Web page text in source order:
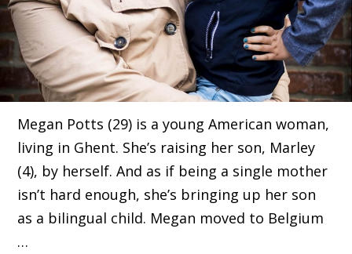
Megan Potts (29) is a young American woman,
living in Ghent. She’s raising her son, Marley
(4), by herself. And as if being a single mother
isn’t hard enough, she’s bringing up her son
as a bilingual child. Megan moved to Belgium
…